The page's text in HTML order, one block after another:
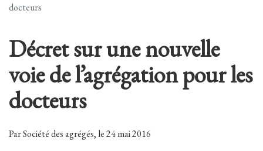
docteurs
Décret sur une nouvelle
voie de l’agrégation pour les
docteurs
Par Société des agrégés, le 24 mai 2016